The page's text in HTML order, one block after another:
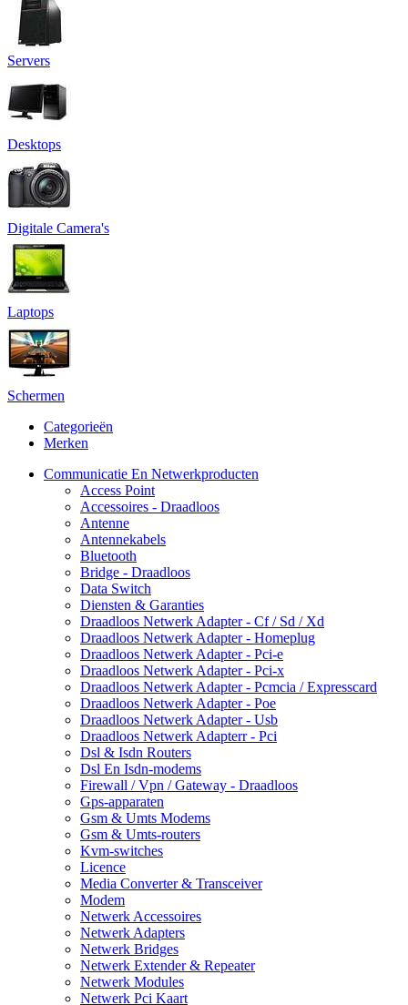
Servers
Desktops
Digitale Camera's
Laptops
Schermen
Categorieën
Merken
Communicatie En Netwerkproducten
Access Point
Accessoires - Draadloos
Antenne
Antennekabels
Bluetooth
Bridge - Draadloos
Data Switch
Diensten & Garanties
Draadloos Netwerk Adapter - Cf / Sd / Xd
Draadloos Netwerk Adapter - Homeplug
Draadloos Netwerk Adapter - Pci-e
Draadloos Netwerk Adapter - Pci-x
Draadloos Netwerk Adapter - Pcmcia / Expresscard
Draadloos Netwerk Adapter - Poe
Draadloos Netwerk Adapter - Usb
Draadloos Netwerk Adapterr - Pci
Dsl & Isdn Routers
Dsl En Isdn-modems
Firewall / Vpn / Gateway - Draadloos
Gps-apparaten
Gsm & Umts Modems
Gsm & Umts-routers
Kvm-switches
Licence
Media Converter & Transceiver
Modem
Netwerk Accessoires
Netwerk Adapters
Netwerk Bridges
Netwerk Extender & Repeater
Netwerk Modules
Netwerk Pci Kaart